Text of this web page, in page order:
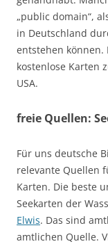
„public domain“,
in Deutschland
entstehen können.
kostenlose Karten
USA.
freie Quellen:
Für uns deutsche
relevante Quellen
Karten. Die beste
Seekarten der
Elwis. Das sind
amtlichen Quelle.